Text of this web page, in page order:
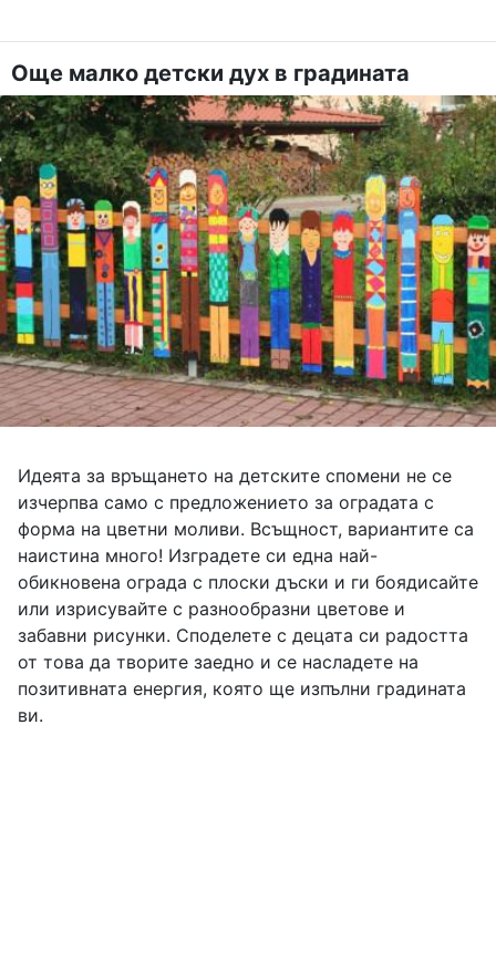
Още малко детски дух в градината
Идеята за връщането на детските спомени не се
изчерпва само с предложението за оградата с
форма на цветни моливи. Всъщност, вариантите са
наистина много! Изградете си една най-
обикновена ограда с плоски дъски и ги боядисайте
или изрисувайте с разнообразни цветове и
забавни рисунки. Споделете с децата си радостта
от това да творите заедно и се насладете на
позитивната енергия, която ще изпълни градината
ви.